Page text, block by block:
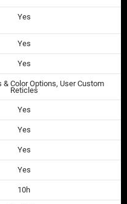
Yes
Yes
Yes
Color Options, User Custom
Reticles
Yes
Yes
Yes
Yes
10h